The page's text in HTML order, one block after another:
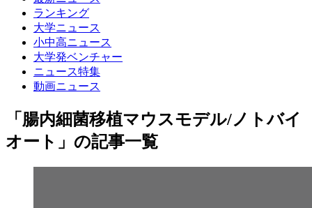
ランキング
大学ニュース
小中高ニュース
大学発ベンチャー
ニュース特集
動画ニュース
「腸内細菌移植マウスモデル/ノトバイ
オート」の記事一覧